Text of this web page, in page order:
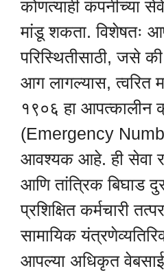
कोणत्याही कंपनीच्या
मांडू शकता. विशेषतः
परिस्थितीसाठी, जसे
आग लागल्यास, त्वरित
१९०६ हा आपत्कालीन
(Emergency
आवश्यक आहे. ही सेवा
आणि तांत्रिक बिघाड
प्रशिक्षित कर्मचारी
सामायिक
आपल्या अधिकृत